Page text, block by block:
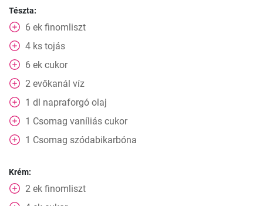
Tészta:
6 ek finomliszt
4 ks tojás
6 ek cukor
2 evőkanál víz
1 dl napraforgó olaj
1 Csomag vaníliás cukor
1 Csomag szódabikarbóna
Krém:
2 ek finomliszt